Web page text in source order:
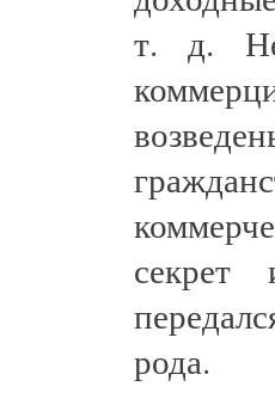
т. д.
секрет
рода.